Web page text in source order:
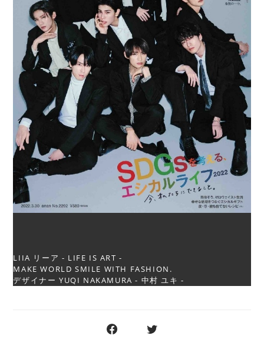
LIIA リーア - LIFE IS ART -
MAKE WORLD SMILE WITH FASHION.
デザイナー YUQI NAKAMURA - 中村 ユキ -